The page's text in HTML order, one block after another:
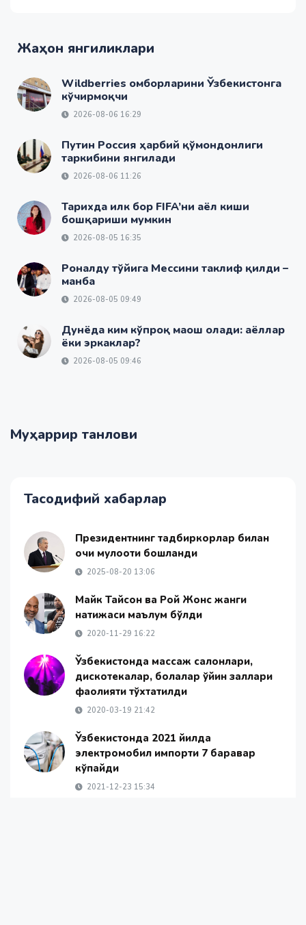
Жаҳон янгиликлари
Wildberries омборларини Ўзбекистонга
кўчирмоқчи
2026-08-06 16:29
Путин Россия ҳарбий қўмондонлиги
таркибини янгилади
2026-08-06 11:26
Тарихда илк бор FIFA’ни аёл киши
бошқариши мумкин
2026-08-05 16:35
Роналду тўйига Мессини таклиф қилди –
манба
2026-08-05 09:49
Дунёда ким кўпроқ маош олади: аёллар
ёки эркаклар?
2026-08-05 09:46
Муҳаррир танлови
Тасодифий хабарлар
Президентнинг тадбиркорлар билан
очиқ мулоқоти бошланди
2025-08-20 13:06
Майк Тайсон ва Рой Жонс жанги
натижаси маълум бўлди
2020-11-29 16:22
Ўзбекистонда массаж салонлари,
дискотекалар, болалар ўйин заллари
фаолияти тўхтатилди
2020-03-19 21:42
Ўзбекистонда 2021 йилда
электромобил импорти 7 баравар
кўпайди
2021-12-23 15:34